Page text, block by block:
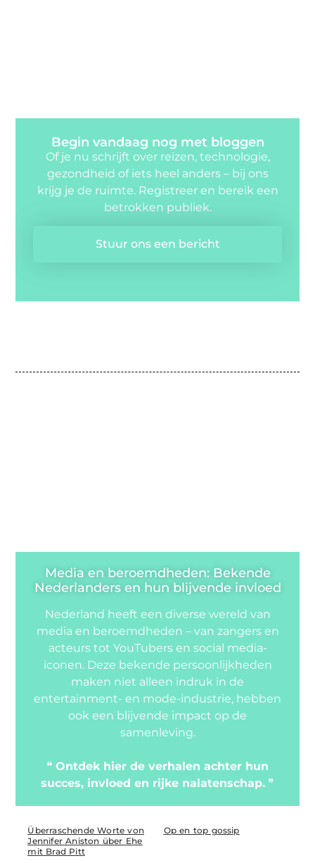
Begin vandaag nog met bloggen
Of je nu schrijft over reizen, technologie,
gezondheid of iets heel anders – bij ons
krijg je de ruimte. Registreer en bereik een
betrokken publiek.
Stuur ons een bericht
Media en beroemdheden: Bekende
Nederlanders en hun blijvende invloed
Nederland heeft een diverse wereld van
media en beroemdheden – van zangers en
acteurs tot YouTubers en social media-
iconen. Deze bekende persoonlijkheden
maken niet alleen indruk in de
entertainment- en mode-industrie, hebben
ook een blijvende impact op de
samenleving.
❝ Ontdek hier de verhalen achter hun
succes, invloed en rijke nalatenschap. ❞
Überraschende Worte von
Jennifer Aniston über Ehe
mit Brad Pitt
Op en top gossip